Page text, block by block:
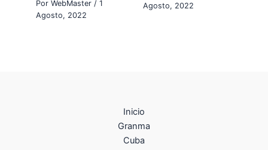
PorWebMaster/1
Agosto, 2022
Agosto, 2022
Inicio
Granma
Cuba